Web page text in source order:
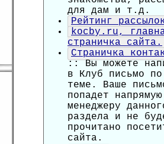
для дам и т.д.
Рейтинг
kocby.ru,
страничка сайта.
Страничка
:: Вы можете
в Клуб письмо
теме. Ваше
попадет напрямую
менеджеру
раздела и не
прочитано
сайта.